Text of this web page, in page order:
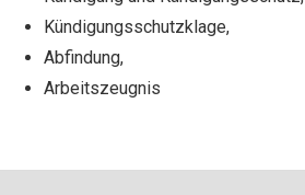
Kündigungsschutzklage,
Abfindung,
Arbeitszeugnis